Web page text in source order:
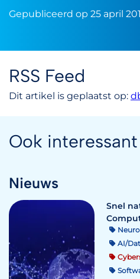
Gepubliceerd op 25 april
RSS Feed
Dit artikel is geplaatst op:
Ook
Nieuws
Snel
AI/